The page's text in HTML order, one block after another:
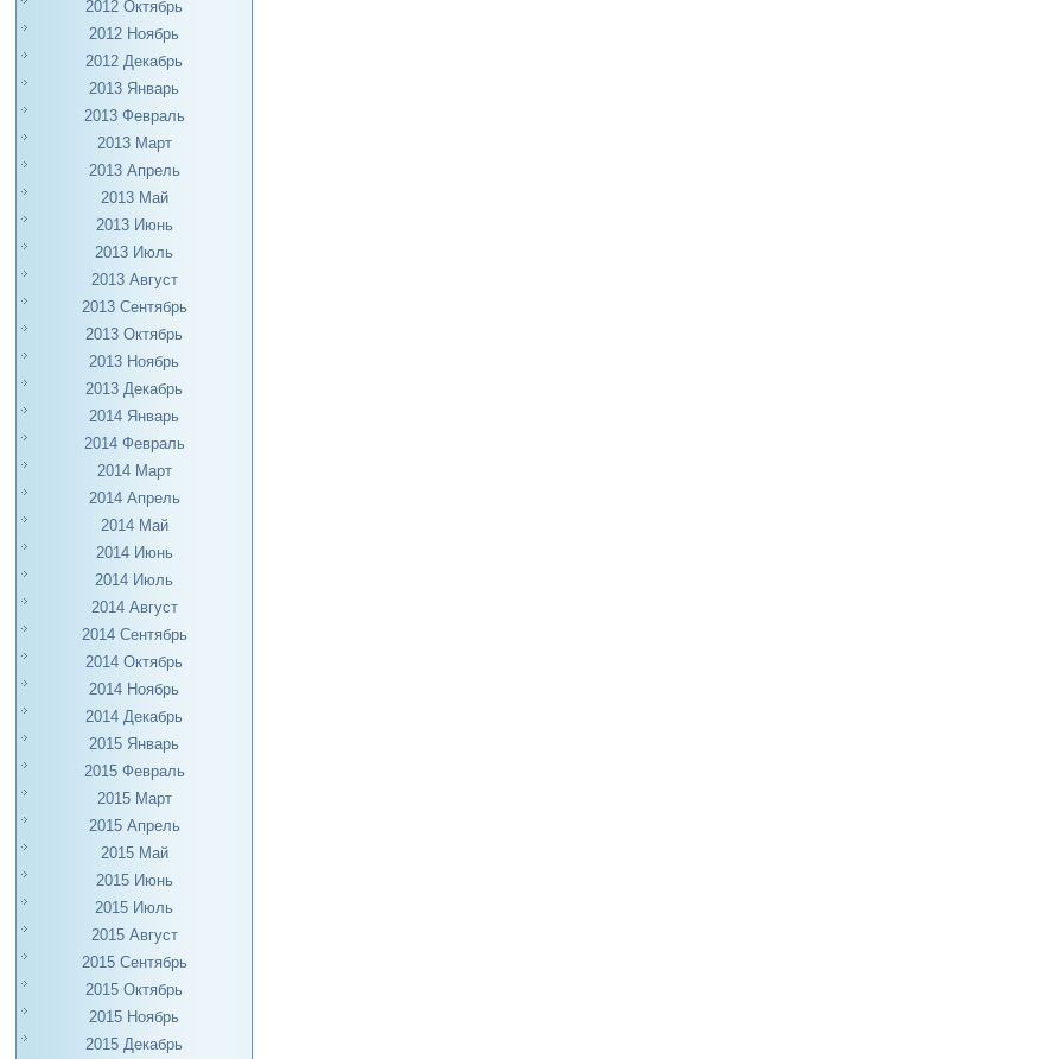
2012 Октябрь
2012 Ноябрь
2012 Декабрь
2013 Январь
2013 Февраль
2013 Март
2013 Апрель
2013 Май
2013 Июнь
2013 Июль
2013 Август
2013 Сентябрь
2013 Октябрь
2013 Ноябрь
2013 Декабрь
2014 Январь
2014 Февраль
2014 Март
2014 Апрель
2014 Май
2014 Июнь
2014 Июль
2014 Август
2014 Сентябрь
2014 Октябрь
2014 Ноябрь
2014 Декабрь
2015 Январь
2015 Февраль
2015 Март
2015 Апрель
2015 Май
2015 Июнь
2015 Июль
2015 Август
2015 Сентябрь
2015 Октябрь
2015 Ноябрь
2015 Декабрь